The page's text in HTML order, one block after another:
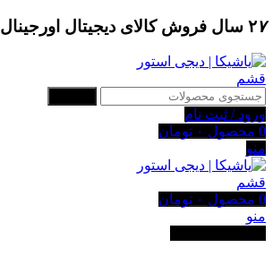
۲۷ سال فروش کالای دیجیتال اورجینال
ورود / ثبت نام
0 محصول ۰ تومان
منو
0 محصول ۰ تومان
منو